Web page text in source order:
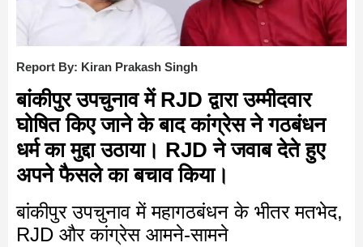
Report By: Kiran Prakash Singh
बांकीपुर उपचुनाव में RJD द्वारा उम्मीदवार
घोषित किए जाने के बाद कांग्रेस ने गठबंधन
धर्म का मुद्दा उठाया। RJD ने जवाब देते हुए
अपने फैसले का बचाव किया।
बांकीपुर उपचुनाव में महागठबंधन के भीतर मतभेद,
RJD और कांग्रेस आमने-सामने